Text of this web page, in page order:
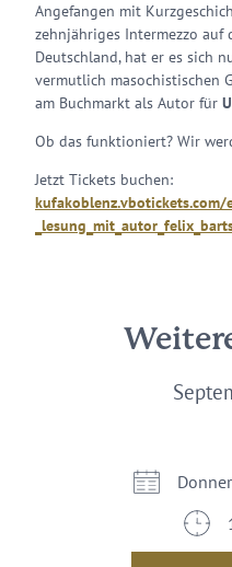
Angefangen mit
zehnjähriges Intermezzo auf
Deutschland, hat er es sich
vermutlich masochistischen
am Buchmarkt als Autor für
Ob das funktioniert? Wir
Jetzt Tickets buchen: